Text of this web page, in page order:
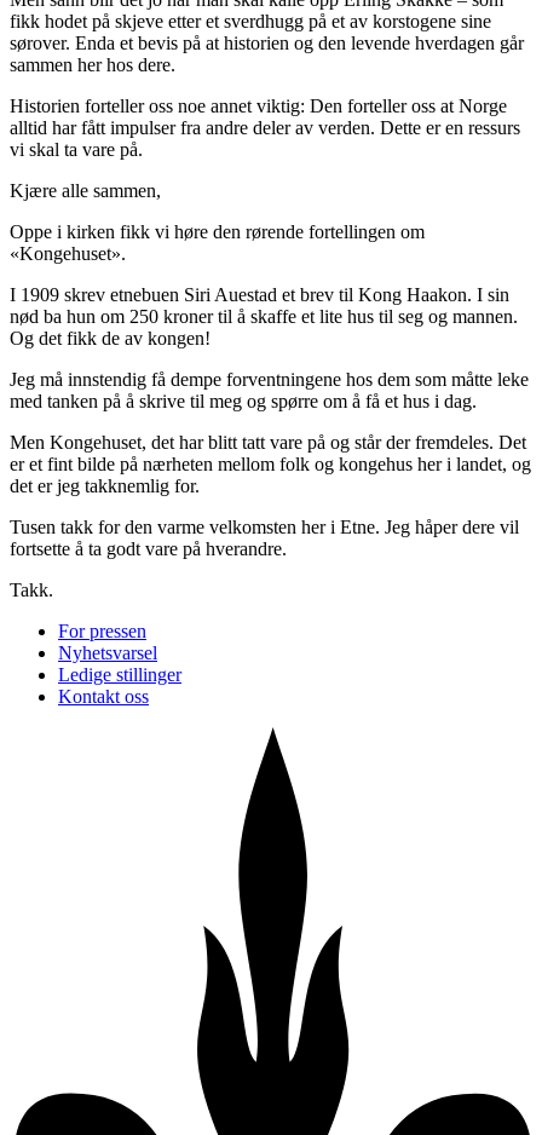
fikk hodet på skjeve etter et sverdhugg på et av korstogene sine
sørover. Enda et bevis på at historien og den levende hverdagen går
sammen her hos dere.
Historien forteller oss noe annet viktig: Den forteller oss at Norge
alltid har fått impulser fra andre deler av verden. Dette er en ressurs
vi skal ta vare på.
Kjære alle sammen,
Oppe i kirken fikk vi høre den rørende fortellingen om
«Kongehuset».
I 1909 skrev etnebuen Siri Auestad et brev til Kong Haakon. I sin
nød ba hun om 250 kroner til å skaffe et lite hus til seg og mannen.
Og det fikk de av kongen!
Jeg må innstendig få dempe forventningene hos dem som måtte leke
med tanken på å skrive til meg og spørre om å få et hus i dag.
Men Kongehuset, det har blitt tatt vare på og står der fremdeles. Det
er et fint bilde på nærheten mellom folk og kongehus her i landet, og
det er jeg takknemlig for.
Tusen takk for den varme velkomsten her i Etne. Jeg håper dere vil
fortsette å ta godt vare på hverandre.
Takk.
For pressen
Nyhetsvarsel
Ledige stillinger
Kontakt oss